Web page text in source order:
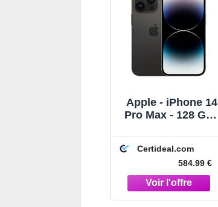
Apple - iPhone 14
Pro Max - 128 Go -
Sidéral
Certideal.com
584.99 €